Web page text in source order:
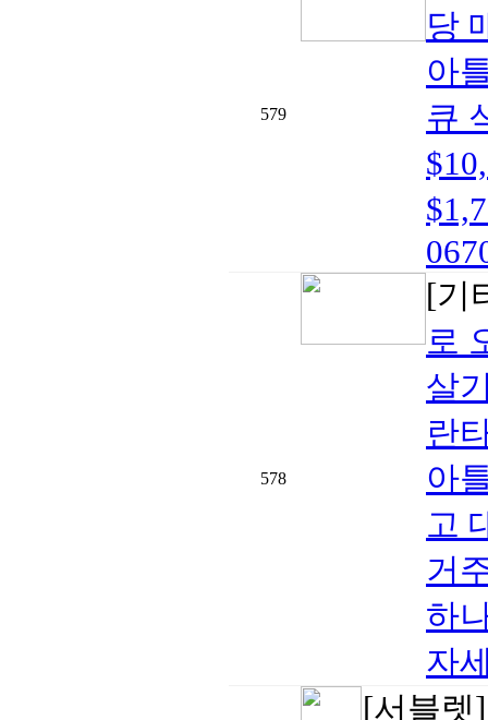
579
당
아
큐
578
[기
로
살
란
아
고
거
하
자
[서블